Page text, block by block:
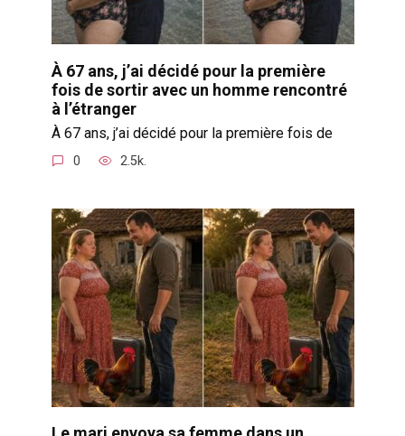
À 67 ans, j’ai décidé pour la première
fois de sortir avec un homme rencontré
à l’étranger
À 67 ans, j’ai décidé pour la première fois de
0 2.5k.